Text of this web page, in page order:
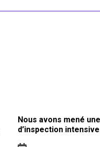
Nous avons mené
d’inspection